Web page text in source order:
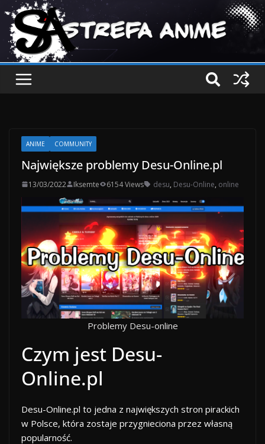
ANIME COMMUNITY
Największe problemy Desu-Online.pl
13/03/2022 Iksemte 6154 Views desu, Desu-Online, online
Problemy Desu-online
Czym jest Desu-
Online.pl
Desu-Online.pl to jedna z największych stron pirackich
w Polsce, która zostaje przygnieciona przez własną
popularność.